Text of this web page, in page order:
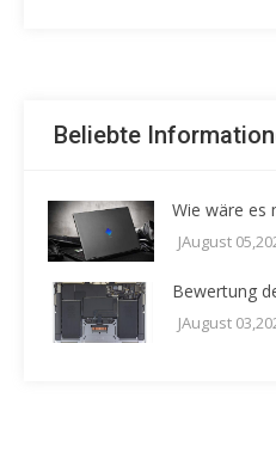
Beliebte
Wie wäre es
JAugust
Bewertung
JAugust